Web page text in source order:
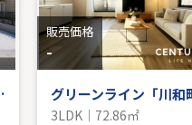
築戸建
販売価格
-
3LDK｜72.86㎡